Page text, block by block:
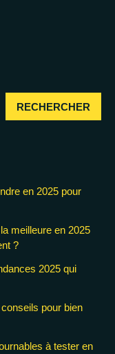
RECHERCHER
en 2025 pour
meilleure en 2025
?
2025 qui
pour bien
à tester en